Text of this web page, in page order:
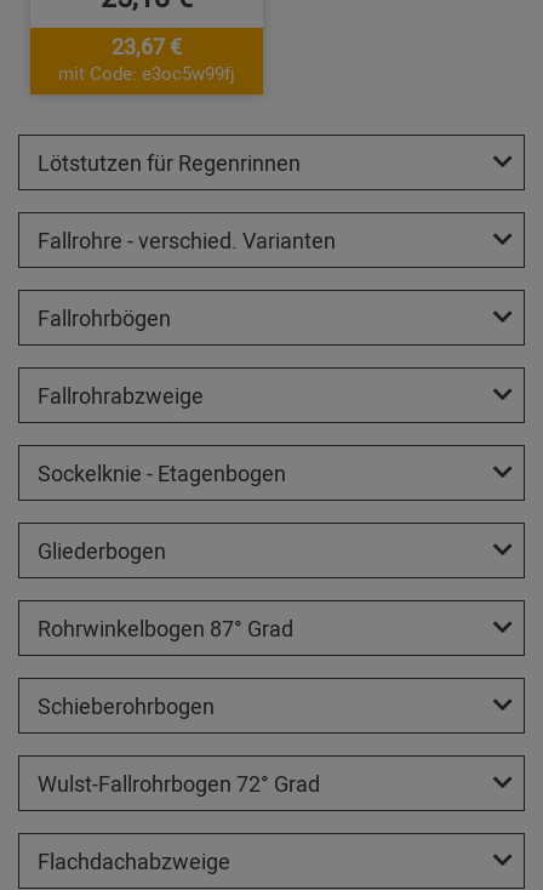
23,67 €
mit Code: e3oc5w99fj
Lötstutzen für Regenrinnen
Fallrohre - verschied. Varianten
Fallrohrbögen
Fallrohrabzweige
Sockelknie - Etagenbogen
Gliederbogen
Rohrwinkelbogen 87° Grad
Schieberohrbogen
Wulst-Fallrohrbogen 72° Grad
Flachdachabzweige